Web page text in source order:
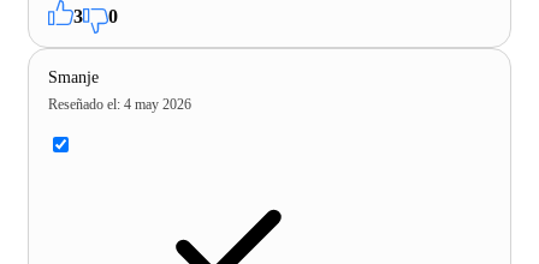
3 0
Smanje
Reseñado el: 4 may 2026